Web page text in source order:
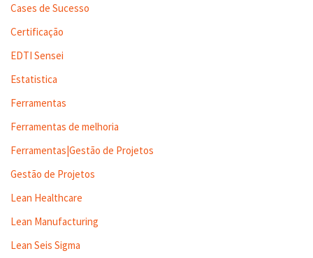
Cases de Sucesso
Certificação
EDTI Sensei
Estatistica
Ferramentas
Ferramentas de melhoria
Ferramentas|Gestão de Projetos
Gestão de Projetos
Lean Healthcare
Lean Manufacturing
Lean Seis Sigma